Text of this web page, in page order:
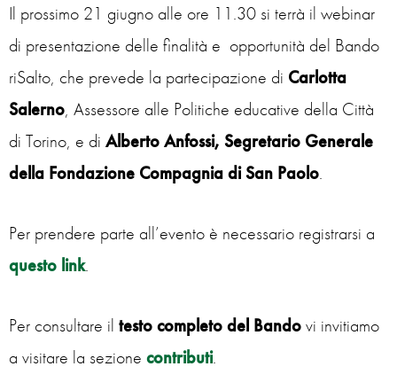
Il prossimo 21 giugno alle ore 11.30 si terrà il webinar
di presentazione delle finalità e opportunità del Bando
riSalto, che prevede la partecipazione di Carlotta
Salerno, Assessore alle Politiche educative della Città
di Torino, e di Alberto Anfossi, Segretario Generale
della Fondazione Compagnia di San Paolo.
Per prendere parte all’evento è necessario registrarsi a
questo link.
Per consultare il testo completo del Bandovi invitiamo
a visitare la sezione contributi.